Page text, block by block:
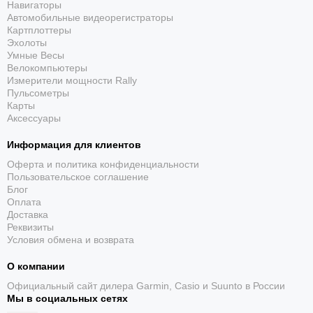
Преимущества:
Премиальный дизайн:
вид, который подойдет для любого случая.
расширяет функциональность и делает часы удобными в
использовании.
Высокое качество:
сборка гарантируют долгий срок службы.
Многофункциональность:
солнечная зарядка и другие функции делают часы
практичными и удобными в повседневной жизни.
различных условиях.
Сапфировое стекло:
устойчивость к царапинам.
Обеспечивает комфортное ношение.
Солнечная зарядка:
Кому подойдут эти часы?
Навигаторы
Автомобильные видеорегистраторы
Картплоттеры
Эхолоты
Умные Весы
Велокомпьютеры
Измерители мощности Rally
Пульсометры
Карты
Аксессуары
Информация для клиентов
Оферта и политика конфиденциальности
Пользовательское соглашение
Блог
Оплата
Доставка
Реквизиты
Условия обмена и возврата
О компании
Официальный сайт дилера Garmin, Casio и Suunto в России
Мы в социальных сетях